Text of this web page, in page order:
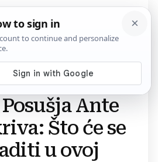
ZA 2025.
Ante
Što će se
u ovoj